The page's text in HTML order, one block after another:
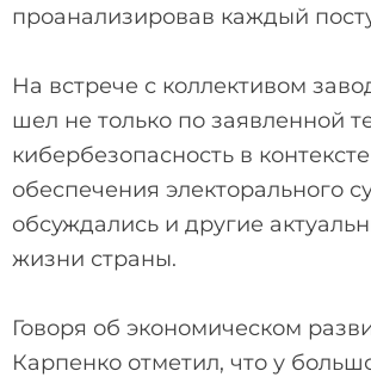
проанализировав каждый
На встрече с коллективом
шел не только по заявленной
кибербезопасность в контексте
обеспечения электорального
обсуждались и другие
жизни страны.
Говоря об экономическом
Карпенко отметил, что у